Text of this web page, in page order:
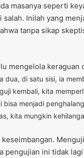
masanya seperti
Inilah yang
tanpa sikap
mengelola keraguan
dua, di satu sisi, ia
kembali, kita
bisa menjadi
kita mungkin
pengujian ini tidak